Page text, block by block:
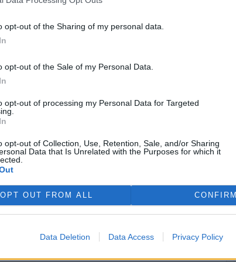
opt-out of the Sharing of my personal data.
opt-out of the Sale of my Personal Data.
opt-out of processing my Personal Data for Targeted
opt-out of Collection, Use, Retention, Sale, and/or Sharing
Data that Is Unrelated with the Purposes for which it
OPT OUT FROM ALL CONFIRM
Data Deletion Data Access Privacy Policy
Česka. V roce 2015 se stal jako jediný v
Šelmy na monitoring velkých šelem na území
Dalších 150 000 korun získá Nadace Ivana Dejmala
výchovy dětí v Libereckém kraji, který
kolektivů. Kraj podle Trdly také přispěje 50 000
na vydávání časopisu Krkonoše – Jizerské hory,
krajinu i historii regionu a věnuje se také ochraně